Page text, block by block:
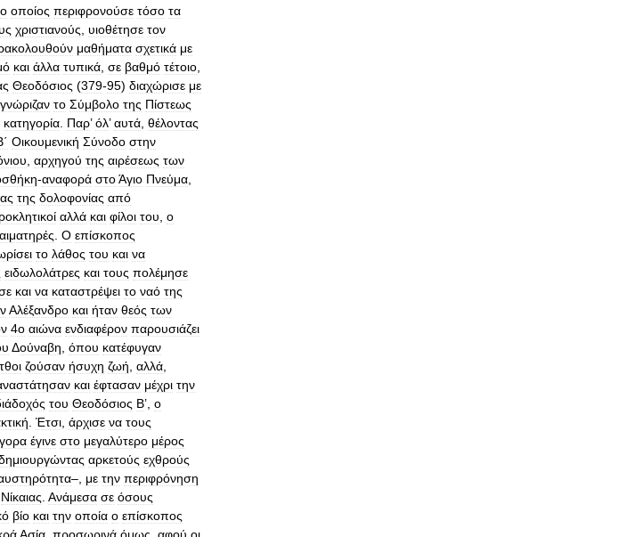
ο οποίος περιφρονούσε τόσο τα
χριστιανούς υιοθέτησε τον
μαθήματα σχετικά με
και άλλα τυπικά σε βαθμό τέτοιο
Θεοδόσιος (379-95) διαχώρισε με
το Σύμβολο της Πίστεως
κατηγορία Παρ’όλ’αυτά θέλοντας
Οικουμενική Σύνοδο στην
αρχηγού της αιρέσεως των
-αναφορά στοΆγιο Πνεύμα
της δολοφονίας από
αλλά και φίλοι του ο
αιματηρές Ο επίσκοπος
το λάθος του και να
ειδωλολάτρες και τους πολέμησε
και να καταστρέψει το ναό της
Αλέξανδρο και ήταν θεός των
4ο αιώνα ενδιαφέρον παρουσιάζει
Δούναβη όπου κατέφυγαν
ζούσαν ήσυχη ζωή αλλά
και έφτασαν μέχρι την
του Θεοδόσιος Β’, ο
Έτσι άρχισε να τους
έγινε στο μεγαλύτερο μέρος
αρκετούς εχθρούς
–, με την περιφρόνηση
Νίκαιας Ανάμεσα σε όσους
βίο και την οποία ο επίσκοπος